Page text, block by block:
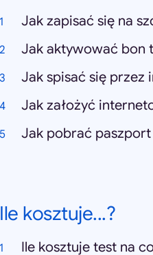
Jak zapisać się na
Jak aktywować bon
Jak spisać się przez
Jak założyć
Jak pobrać
Ile kosztuje...?
Ile kosztuje test na